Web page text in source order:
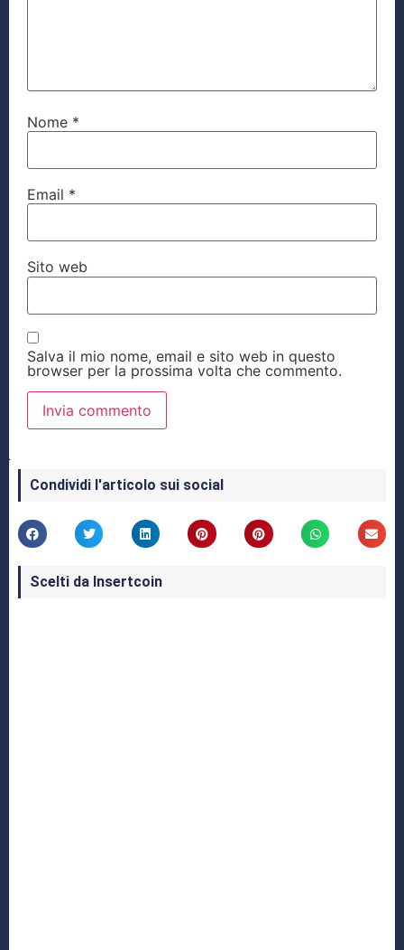
Nome *
Email *
Sito web
Salva il mio nome, email e sito web in questo
browser per la prossima volta che commento.
Condividi l'articolo sui social
Scelti da Insertcoin